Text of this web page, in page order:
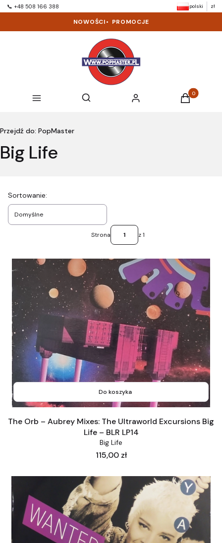
📞 +48 508 166 388 polski zł
NOWOŚCI• PROMOCJE
Menu Otwórz wyszukiwarkę
Szukaj Zaloguj się Produkty w
Koszyk
Przejdź do: PopMaster
Big Life
Lista produktów
Sortowanie:
Domyślne
Strona z 1
Do koszyka
The Orb – Aubrey Mixes: The Ultraworld Excursions Big
Life – BLR LP14
Big Life
Cena
115,00 zł